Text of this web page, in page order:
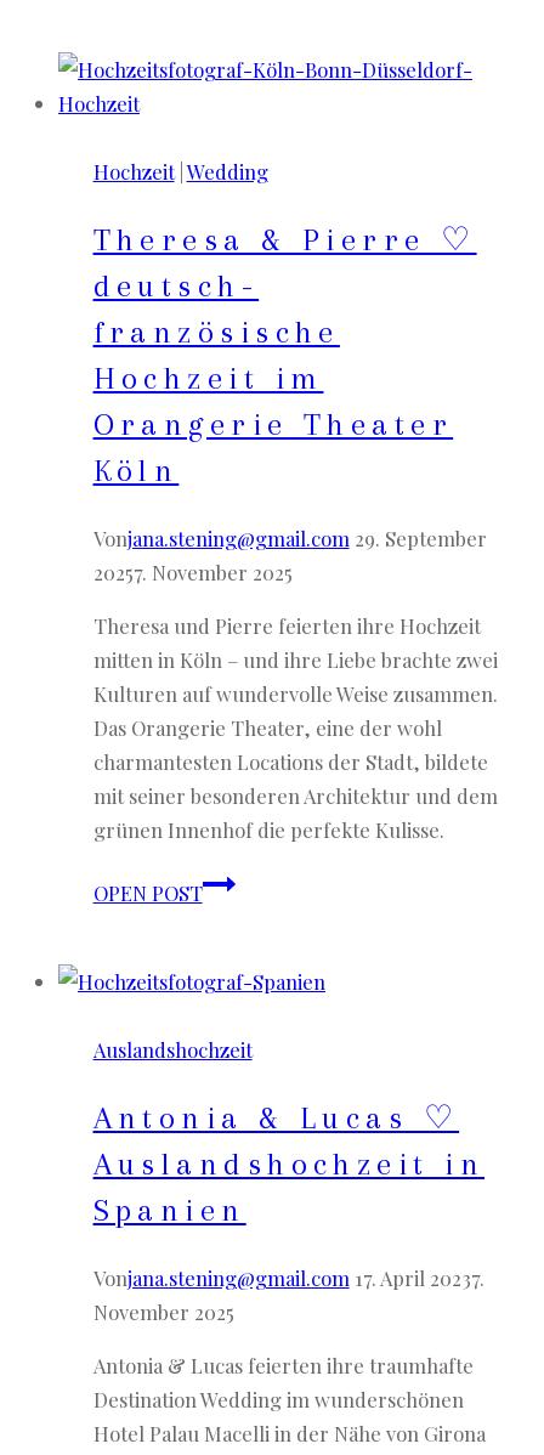
♡
Sardinien
Hochzeit|Wedding
Theresa & Pierre ♡
deutsch-
französische
Hochzeit im
Orangerie Theater
Köln
Vonjana.stening@gmail.com 29. September
20257. November 2025
Theresa und Pierre feierten ihre Hochzeit
mitten in Köln – und ihre Liebe brachte zwei
Kulturen auf wundervolle Weise zusammen.
Das Orangerie Theater, eine der wohl
charmantesten Locations der Stadt, bildete
mit seiner besonderen Architektur und dem
grünen Innenhof die perfekte Kulisse.
OPEN POSTTheresa
♡
französische
im
Orangerie
Köln
Auslandshochzeit
Antonia & Lucas ♡
Auslandshochzeit in
Spanien
Vonjana.stening@gmail.com 17. April 20237.
November 2025
Antonia & Lucas feierten ihre traumhafte
Destination Wedding im wunderschönen
Hotel Palau Macelli in der Nähe von Girona